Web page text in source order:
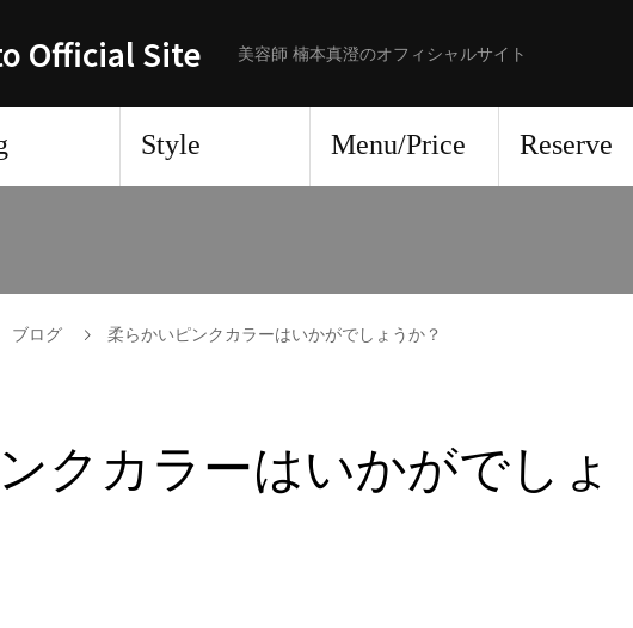
Official Site 美容師 楠本真澄のオフィシャルサイト
Style Menu/Price Reserve
ブログ 柔らかいピンクカラーはいかがでしょうか？
クカラーはいかがでしょ